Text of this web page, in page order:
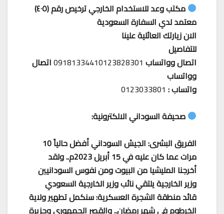
مكتب وعد للاستخدام الخارجي ترخيص رقم (٤٠٥)
معتمد لدي السفارة السعودية
الان زيارتك العائلية علينا
للتفاصيل
اتصال وواتساب 09181334410123828301اتصال
وواتساب
واتساب : 0123033801
صحيفة السوداني الالكترونية:
الفريق البشرى: الجيش السوداني أفضل حالياً 10
مرات عما كان عليه في 15 أبريل 2023م.. ولقد
أخرجنا المليشيا من البيوت ومن نفوس السودانيين
وزير الخارجية يلتقي نائب وزير الخارجية السعودي
قائد منطقة الشجرة العسكرية: سنكمل تطهير ولاية
الخرطوم في شهر رمضان.. والقصر الجمهوري وجزيرة